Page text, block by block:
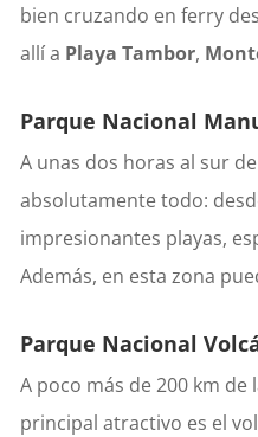
bien cruzando en ferry
allí a Playa Tambor,
Parque Nacional
A unas dos horas al sur
absolutamente todo:
impresionantes playas,
Además, en esta zona
Parque Nacional
A poco más de 200 km
principal atractivo es el